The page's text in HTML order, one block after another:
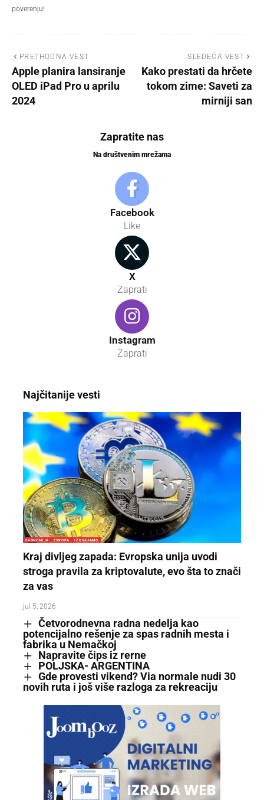
poverenju!
PRETHODNA VEST
Apple planira lansiranje
OLED iPad Pro u aprilu
2024
SLEDEĆA VEST
Kako prestati da hrčete
tokom zime: Saveti za
mirniji san
Zapratite nas
Na društvenim mrežama
Facebook
Like
X
Zaprati
Instagram
Zaprati
Najčitanije vesti
EKONOMIJA EVROPA IZDVAJAMO
Kraj divljeg zapada: Evropska unija uvodi
stroga pravila za kriptovalute, evo šta to znači
za vas
jul 5, 2026
Četvorodnevna radna nedelja kao
potencijalno rešenje za spas radnih mesta i
fabrika u Nemačkoj
Napravite čips iz rerne
POLJSKA- ARGENTINA
Gde provesti vikend? Via normale nudi 30
novih ruta i još više razloga za rekreaciju